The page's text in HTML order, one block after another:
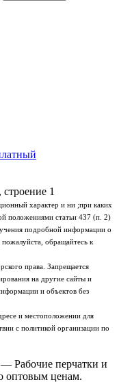
1
характер и ни ;при каких
положениями статьи 437 (п. 2)
подробной информации о
обращайтесь к
права. Запрещается
на другие сайты и
и объектов без
и местоположении для
с политикой организации по
Рабочие перчатки и
оптовым ценам.